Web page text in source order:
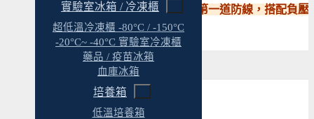
實驗室冰箱 / 冷凍櫃
超低溫冷凍櫃 -80°C / -150°C
-20°C~ -40°C 實驗室冷凍櫃
藥品 / 疫苗冰箱
血庫冰箱
培養箱
低溫培養箱
✓ 我們以生物安全櫃為第一道防線，搭配負